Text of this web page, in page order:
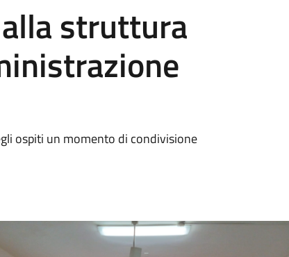
struttura
ospiti un momento di condivisione